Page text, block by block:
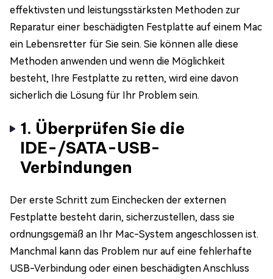
effektivsten und leistungsstärksten Methoden zur
Reparatur einer beschädigten Festplatte auf einem Mac
ein Lebensretter für Sie sein. Sie können alle diese
Methoden anwenden und wenn die Möglichkeit
besteht, Ihre Festplatte zu retten, wird eine davon
sicherlich die Lösung für Ihr Problem sein.
1. Überprüfen Sie die
IDE-/SATA-USB-
Verbindungen
Der erste Schritt zum Einchecken der externen
Festplatte besteht darin, sicherzustellen, dass sie
ordnungsgemäß an Ihr Mac-System angeschlossen ist.
Manchmal kann das Problem nur auf eine fehlerhafte
USB-Verbindung oder einen beschädigten Anschluss